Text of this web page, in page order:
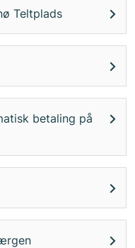
Teltplads
betaling på